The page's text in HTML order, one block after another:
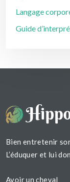
Langage
Guide
Bien entretenir
L’éduquer et lui
Avoir un cheval